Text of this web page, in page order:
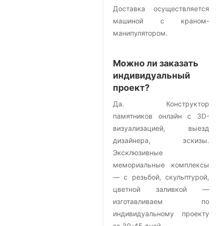
Доставка осуществляется
машиной с краном-
манипулятором.
Можно ли заказать
индивидуальный
проект?
Да. Конструктор
памятников онлайн с 3D-
визуализацией, выезд
дизайнера, эскизы.
Эксклюзивные
мемориальные комплексы
— с резьбой, скульптурой,
цветной заливкой —
изготавливаем по
индивидуальному проекту